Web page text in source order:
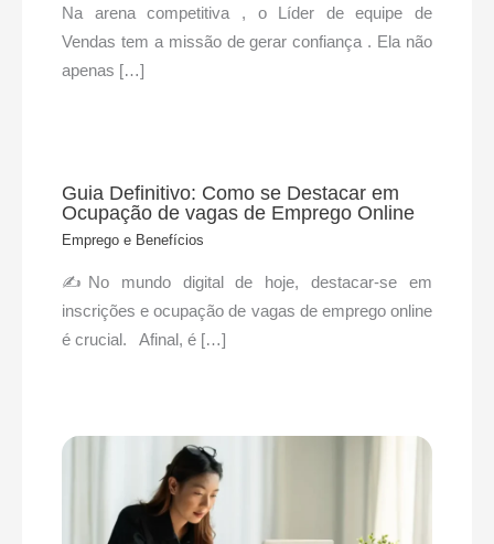
Na arena competitiva , o Líder de equipe de
Vendas tem a missão de gerar confiança . Ela não
apenas […]
Guia Definitivo: Como se Destacar em
Ocupação de vagas de Emprego Online
Emprego e Benefícios
✍No mundo digital de hoje, destacar-se em
inscrições e ocupação de vagas de emprego online
é crucial. Afinal, é […]